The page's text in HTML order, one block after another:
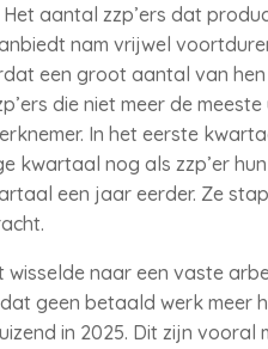
aantal zzp’ers dat
nam vrijwel
een groot aantal van
die niet meer de
In het eerste
kwartaal nog als zzp’er
een jaar eerder. Ze
naar een vaste
dat geen betaald werk
in 2025. Dit zijn